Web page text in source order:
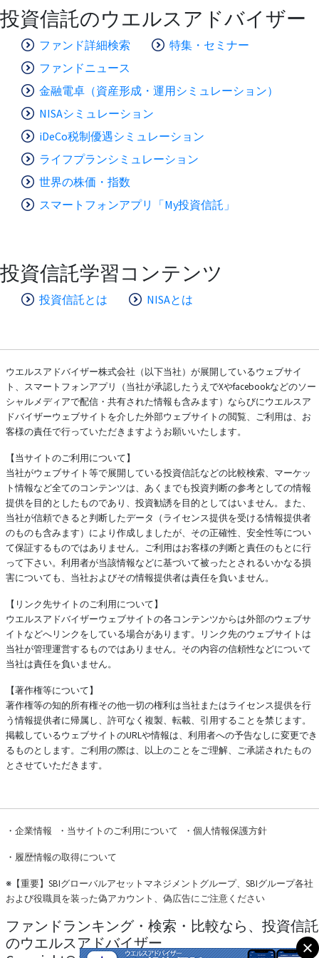
投資信託のウエルスアドバイザー
ファンド詳細検索
特集・セミナー
ファンドニュース
金融電卓（資産形成・運用シミュレーション）
NISAシミュレーション
iDeCo税制優遇シミュレーション
ライフプランシミュレーション
世界の株価・指数
スマートフォンアプリ「My投資信託」
投資信託学習コンテンツ
投資信託とは NISAとは
ウエルスアドバイザー株式会社（以下当社）が展開しているウェブサイ
ト、スマートフォンアプリ（当社が承認したうえでXやfacebookなどのソー
シャルメディアで配信・共有された情報も含みます）ならびにウエルスア
ドバイザーウェブサイトを介した外部ウェブサイトの閲覧、ご利用は、お
客様の責任で行っていただきますようお願いいたします。
【当サイトのご利用について】
当社がウェブサイト等で展開している投資信託などの比較検索、マーケッ
ト情報など全てのコンテンツは、あくまでも投資判断の参考としての情報
提供を目的としたものであり、投資勧誘を目的としてはいません。また、
当社が信頼できると判断したデータ（ライセンス提供を受ける情報提供者
のものも含みます）により作成しましたが、その正確性、安全性等につい
て保証するものではありません。ご利用はお客様の判断と責任のもとに行
って下さい。利用者が当該情報などに基づいて被ったとされるいかなる損
害についても、当社およびその情報提供者は責任を負いません。
【リンク先サイトのご利用について】
ウエルスアドバイザーウェブサイトの各コンテンツからは外部のウェブサ
イトなどへリンクをしている場合があります。リンク先のウェブサイトは
当社が管理運営するものではありません。その内容の信頼性などについて
当社は責任を負いません。
【著作権等について】
著作権等の知的所有権その他一切の権利は当社またはライセンス提供を行
う情報提供者に帰属し、許可なく複製、転載、引用することを禁じます。
掲載しているウェブサイトのURLや情報は、利用者への予告なしに変更でき
るものとします。ご利用の際は、以上のことをご理解、ご承諾されたもの
とさせていただきます。
・ 企業情報 ・ 当サイトのご利用について ・ 個人情報保護方針
・ 履歴情報の取得について
※ 【重要】SBIグローバルアセットマネジメントグループ、SBIグループ各社
および役職員を装った偽アカウント、偽広告にご注意ください
ファンドランキング・検索・比較なら、投資信託
のウエルスアドバイザー